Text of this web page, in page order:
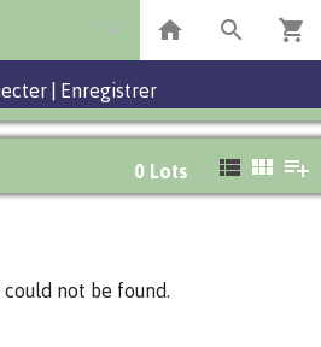
Enregistrer
0 Lots
not be found.